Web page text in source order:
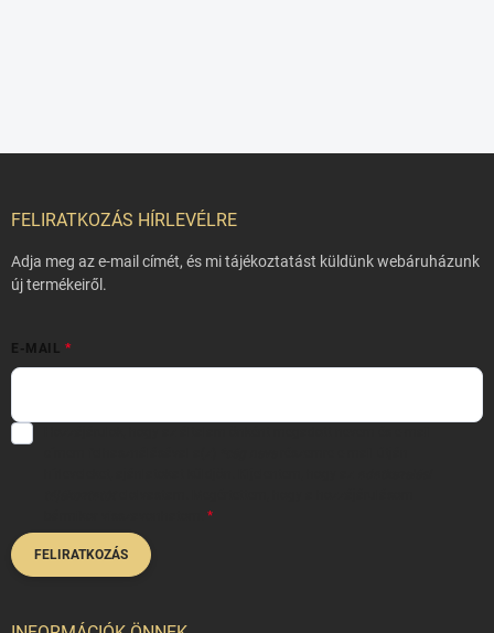
FELIRATKOZÁS HÍRLEVÉLRE
Adja meg az e-mail címét, és mi tájékoztatást küldünk webáruházunk
új termékeiről.
E-MAIL
FELIRATKOZÁS